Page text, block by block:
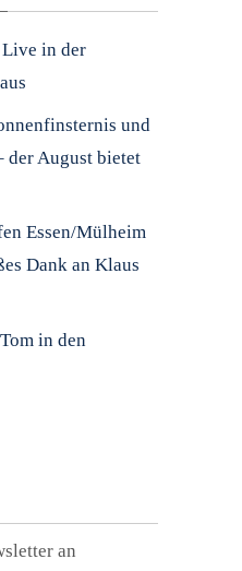
in der
und
der August bietet
Essen/Mülheim
Dank an Klaus
in den
an